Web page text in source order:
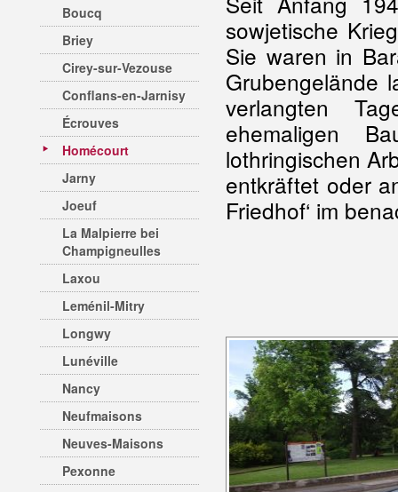
Boucq
Briey
Cirey-sur-Vezouse
Conflans-en-Jarnisy
Écrouves
Homécourt
Jarny
Joeuf
La Malpierre bei
Champigneulles
Laxou
Leménil-Mitry
Longwy
Lunéville
Nancy
Neufmaisons
Neuves-Maisons
Pexonne
sowjetische
Sie waren in
Grubengelände
verlangten
ehemaligen
lothringischen
entkräftet oder
Friedhof‘ im